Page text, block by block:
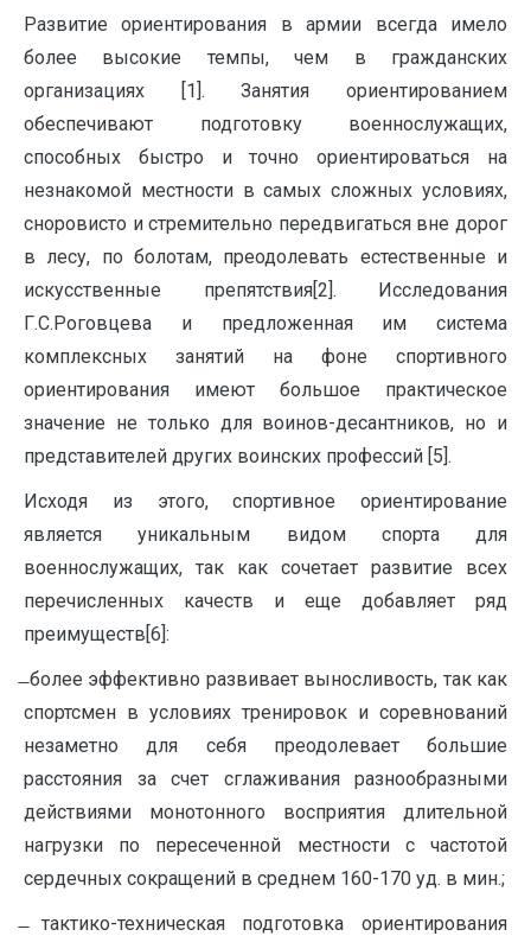
Развитие ориентирования в армии всегда имело
более высокие темпы, чем в гражданских
организациях [1]. Занятия ориентированием
обеспечивают подготовку военнослужащих,
способных быстро и точно ориентироваться на
незнакомой местности в самых сложных условиях,
сноровисто и стремительно передвигаться вне дорог
в лесу, по болотам, преодолевать естественные и
искусственные препятствия[2]. Исследования
Г.С.Роговцева и предложенная им система
комплексных занятий на фоне спортивного
ориентирования имеют большое практическое
значение не только для воинов-десантников, но и
представителей других воинских профессий [5].
Исходя из этого, спортивное ориентирование
является уникальным видом спорта для
военнослужащих, так как сочетает развитие всех
перечисленных качеств и еще добавляет ряд
преимуществ[6]:
̶ более эффективно развивает выносливость, так как
спортсмен в условиях тренировок и соревнований
незаметно для себя преодолевает большие
расстояния за счет сглаживания разнообразными
действиями монотонного восприятия длительной
нагрузки по пересеченной местности с частотой
сердечных сокращений в среднем 160-170 уд. в мин.;
̶ тактико-техническая подготовка ориентирования